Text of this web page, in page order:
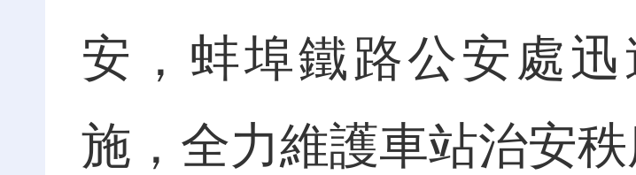
安，蚌埠鐵路公安處
施，全力維護車站治安秩